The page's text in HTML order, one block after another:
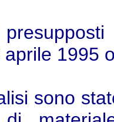
1995
sono